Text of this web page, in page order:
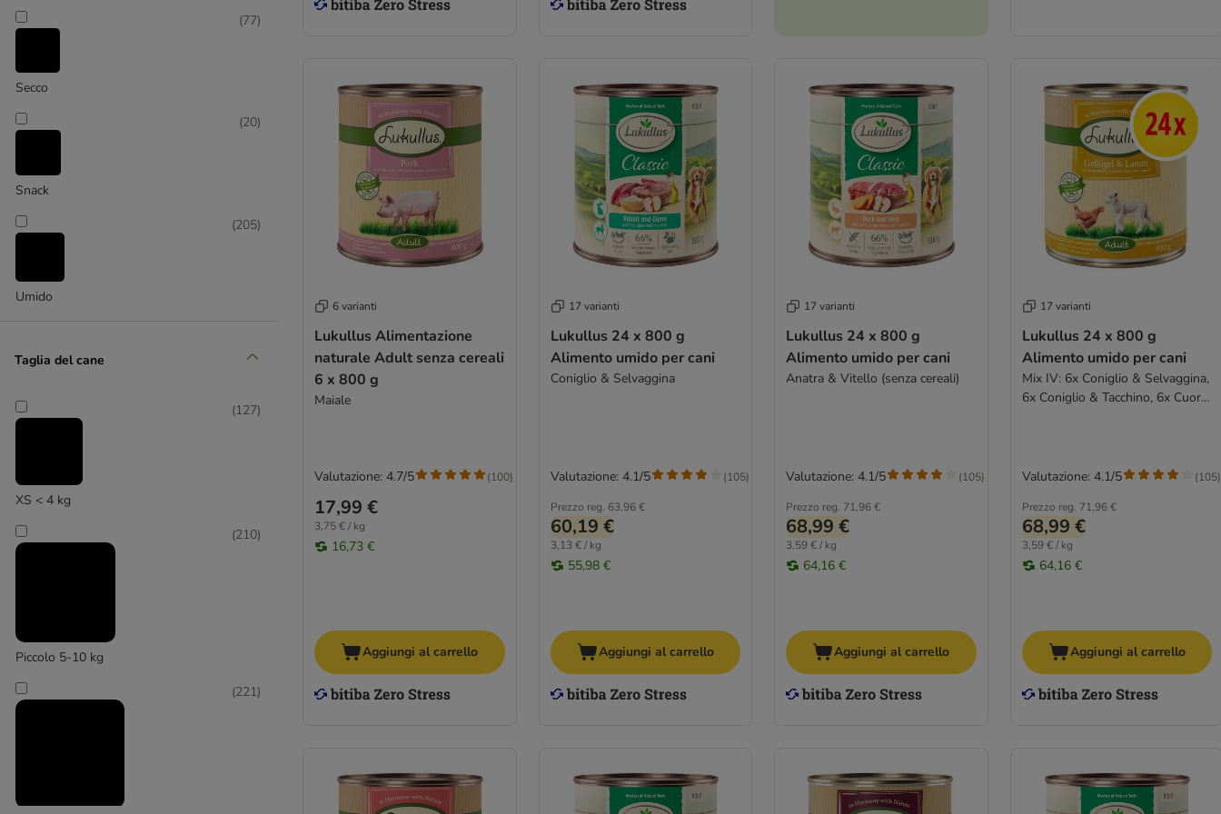
Rosie's Farm
(1)
Secco
(77)
Snack
(20)
Umido
(205)
Taglia del cane
XS < 4 kg
(127)
Piccolo 5-10 kg
(210)
(221)
6 varianti
Lukullus Alimentazione
naturale Adult senza cereali
6 x 800 g
Maiale
17,99 €
3,75 € / kg
16,73 €
Valutazione: 4.7/5 (100)
Aggiungi al carrello
17 varianti
Lukullus 24 x 800 g
Alimento umido per cani
Coniglio & Selvaggina
Prezzo reg. 63,96 €
60,19 €
3,13 € / kg
55,98 €
Valutazione: 4.1/5 (105)
Aggiungi al carrello
17 varianti
Lukullus 24 x 800 g
Alimento umido per cani
Anatra & Vitello (senza cereali)
Prezzo reg. 71,96 €
68,99 €
3,59 € / kg
64,16 €
Valutazione: 4.1/5 (105)
Aggiungi al carrello
17 varianti
Lukullus 24 x 800 g
Alimento umido per cani
Mix IV: 6x Coniglio & Selvaggina,
6x Coniglio & Tacchino, 6x Cuori
Prezzo reg. 71,96 €
68,99 €
3,59 € / kg
64,16 €
Valutazione: 4.1/5 (105)
Aggiungi al carrello